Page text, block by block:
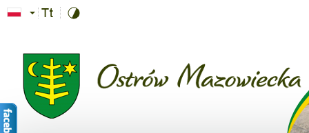
Przejdź do treści